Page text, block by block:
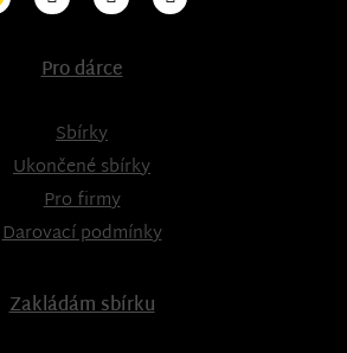
Pro dárce
Sbírky
Ukončené sbírky
Pro firmy
Darovací podmínky
Zakládám sbírku